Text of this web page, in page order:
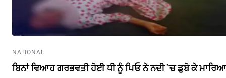
NATIONAL
ਬਿਨਾਂ ਵਿਆਹ ਗਰਭਵਤੀ ਹੋਈ ਧੀ ਨੂੰ ਪਿਓ ਨੇ ਨਦੀ `ਚ ਡੁਬੋ ਕੇ ਮਾਰਿਆ